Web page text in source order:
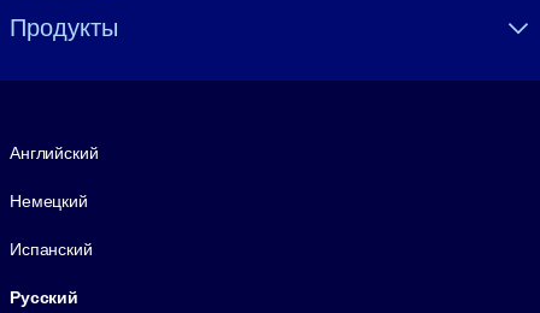
Продукты
Английский
Немецкий
Испанский
Русский